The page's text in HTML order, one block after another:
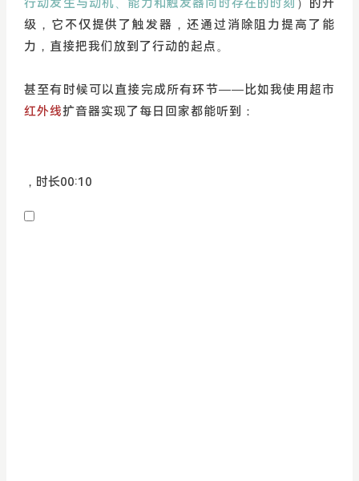
行动发生与动机、能力和触发器同时存在的时刻 ）的升
级，它不仅提供了触发器，还通过消除阻力提高了能
力，直接把我们放到了行动的起点。
甚至有时候可以直接完成所有环节——比如我使用超市
红外线扩音器实现了每日回家都能听到：
，时长00:10